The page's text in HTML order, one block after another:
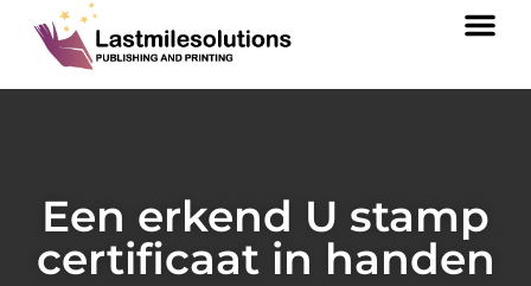
Een erkend U stamp
certificaat in handen